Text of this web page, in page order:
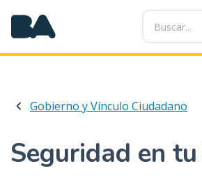
P
a
s
a
l
n
Gobierno y Vínculo Ciudadano
Seguridad en